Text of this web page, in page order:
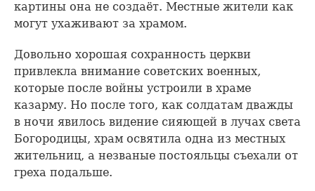
картины она не создаёт. Местные жители как
могут ухаживают за храмом.
Довольно хорошая сохранность церкви
привлекла внимание советских военных,
которые после войны устроили в храме
казарму. Но после того, как солдатам дважды
в ночи явилось видение сияющей в лучах света
Богородицы, храм освятила одна из местных
жительниц, а незваные постояльцы съехали от
греха подальше.